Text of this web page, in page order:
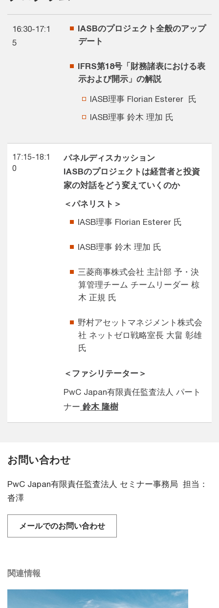
16:30-17:1
5
IASBのプロジェクト全般のアップ
デート
IFRS第18号「財務諸表における表
示​および開示」の解説​
IASB理事 Florian Esterer 氏
IASB理事 鈴木 理加 氏​
17:15-18:1
0
パネルディスカッション​
IASBのプロジェクトは経営者と投資
家の対話をどう変えていくのか​
＜パネリスト＞​
IASB理事 Florian Esterer 氏
IASB理事 鈴木 理加 氏​
三菱商事株式会社 主計部 予・決
算管理チーム チームリーダー 椋
木 正規 氏
野村アセットマネジメント株式会
社 ​ネットゼロ戦略室長 大畠 彰雄
氏​
＜ファシリテーター＞
PwC Japan有限責任監査法人 パート
ナー 鈴木 隆樹​
お問い合わせ
PwC Japan有限責任監査法人 セミナー事務局 担当：
沓澤
メールでのお問い合わせ
関連情報